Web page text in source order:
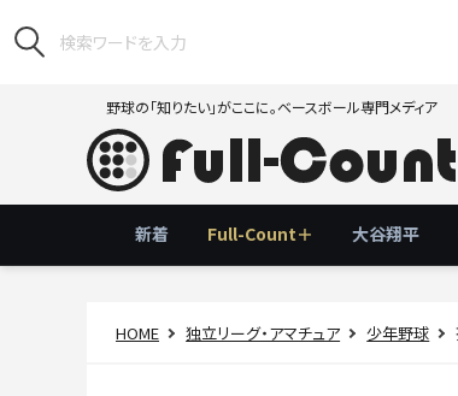
野球の「知りたい」がここに。ベースボール専門メディア
新着 Full-Count＋ 大谷翔平
HOME 独立リーグ・アマチュア 少年野球